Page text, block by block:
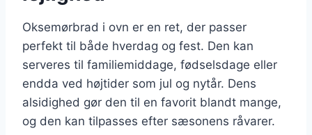
Oksemørbrad i ovn er en ret, der passer
perfekt til både hverdag og fest. Den kan
serveres til familiemiddage, fødselsdage eller
endda ved højtider som jul og nytår. Dens
alsidighed gør den til en favorit blandt mange,
og den kan tilpasses efter sæsonens råvarer.